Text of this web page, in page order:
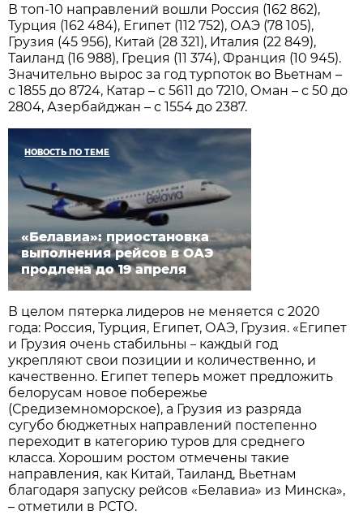
В топ-10 направлений вошли Россия (162 862),
Турция (162 484), Египет (112 752), ОАЭ (78 105),
Грузия (45 956), Китай (28 321), Италия (22 849),
Таиланд (16 988), Греция (11 374), Франция (10 945).
Значительно вырос за год турпоток во Вьетнам –
с 1855 до 8724, Катар – с 5611 до 7210, Оман – с 50 до
2804, Азербайджан – с 1554 до 2387.
НОВОСТЬ ПО ТЕМЕ
«Белавиа»: приостановка
выполнения рейсов в ОАЭ
продлена до 19 апреля
В целом пятерка лидеров не меняется с 2020
года: Россия, Турция, Египет, ОАЭ, Грузия. «Египет
и Грузия очень стабильны– каждый год
укрепляют свои позиции и количественно, и
качественно. Египет теперь может предложить
белорусам новое побережье
(Средиземноморское), а Грузия из разряда
сугубо бюджетных направлений постепенно
переходит в категорию туров для среднего
класса. Хорошим ростом отмечены такие
направления, как Китай, Таиланд, Вьетнам
благодаря запуску рейсов «Белавиа» из Минска»,
– отметили в РСТО.